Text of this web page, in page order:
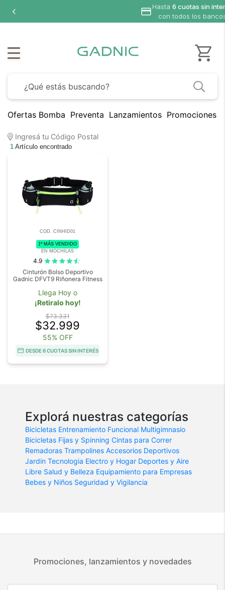
Hasta 6 cuotas sin
con todos los
Ofertas Bomba Preventa Lanzamientos Promociones
Ingresá tu Código Postal
1 Artículo encontrado
COD. CINHID01
1º MÁS VENDIDO
EN MOCHILAS
4.9
Cinturón Bolso Deportivo
Gadnic DFVT9 Riñonera Fitness
Llega Hoy o
¡Retiralo hoy!
$73.331
$32.999
55% OFF
DESDE 6 CUOTAS SIN INTERÉS
Explorá nuestras categorías
Bicicletas Entrenamiento Funcional Multigimnasio
Bicicletas Fijas y Spinning Cintas para Correr
Remadoras Trampolines Accesorios Deportivos
Jardin Tecnologia Electro y Hogar Deportes y Aire
Libre Salud y Belleza Equipamiento para Empresas
Bebes y Niños Seguridad y Vigilancia
Promociones, lanzamientos y novedades